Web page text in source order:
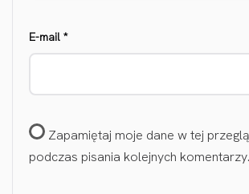
E-mail *
Zapamiętaj moje dane w tej
podczas pisania kolejnych komentarzy.